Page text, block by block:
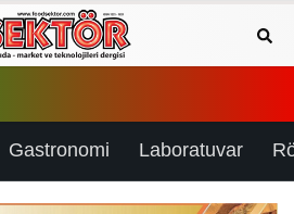
Gastronomi Laboratuvar